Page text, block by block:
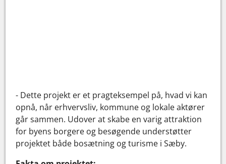
- Dette projekt er et pragteksempel på, hvad vi kan
opnå, når erhvervsliv, kommune og lokale aktører
går sammen. Udover at skabe en varig attraktion
for byens borgere og besøgende understøtter
projektet både bosætning og turisme i Sæby.